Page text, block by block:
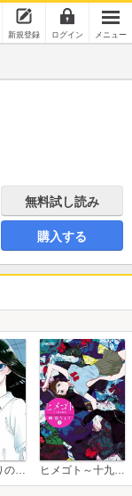
新規登録 ログイン メニュー
無料試し読み
購入する
恋は雨上がりのように ヒメゴト～十九歳の制服～